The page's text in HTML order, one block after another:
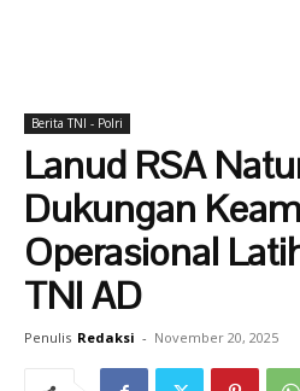
Berita TNI - Polri
Lanud RSA
Dukungan
Operasional
TNI AD
Penulis Redaksi - November 20, 2025